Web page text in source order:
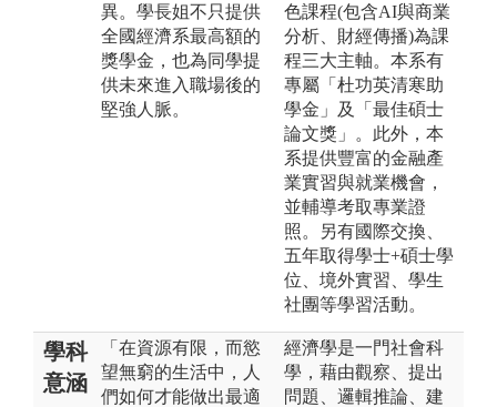
異。學長姐不只提供
全國經濟系最高額的
獎學金，也為同學提
供未來進入職場後的
堅強人脈。
色課程(包含AI與商業
分析、財經傳播)為課
程三大主軸。本系有
專屬「杜功英清寒助
學金」及「最佳碩士
論文獎」。此外，本
系提供豐富的金融產
業實習與就業機會，
並輔導考取專業證
照。另有國際交換、
五年取得學士+碩士學
位、境外實習、學生
社團等學習活動。
學科
意涵
「在資源有限，而慾
望無窮的生活中，人
們如何才能做出最適
經濟學是一門社會科
學，藉由觀察、提出
問題、邏輯推論、建